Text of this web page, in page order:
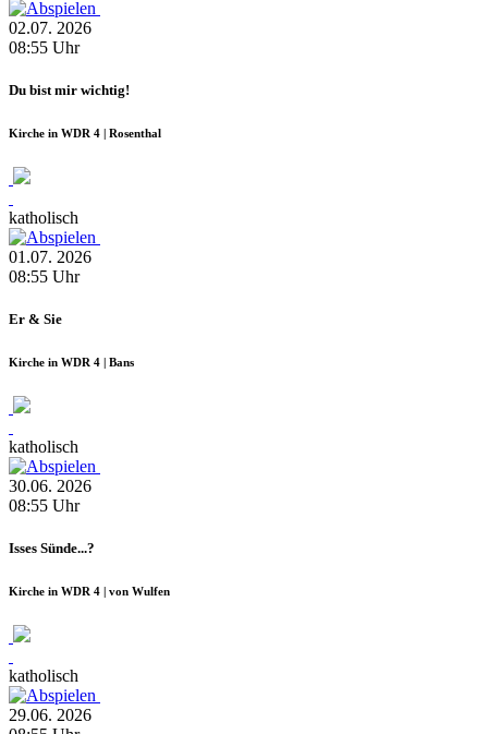
02.07. 2026
08:55 Uhr
Du bist mir wichtig!
Kirche in WDR 4 | Rosenthal
katholisch
01.07. 2026
08:55 Uhr
Er & Sie
Kirche in WDR 4 | Bans
katholisch
30.06. 2026
08:55 Uhr
Isses Sünde...?
Kirche in WDR 4 | von Wulfen
katholisch
29.06. 2026